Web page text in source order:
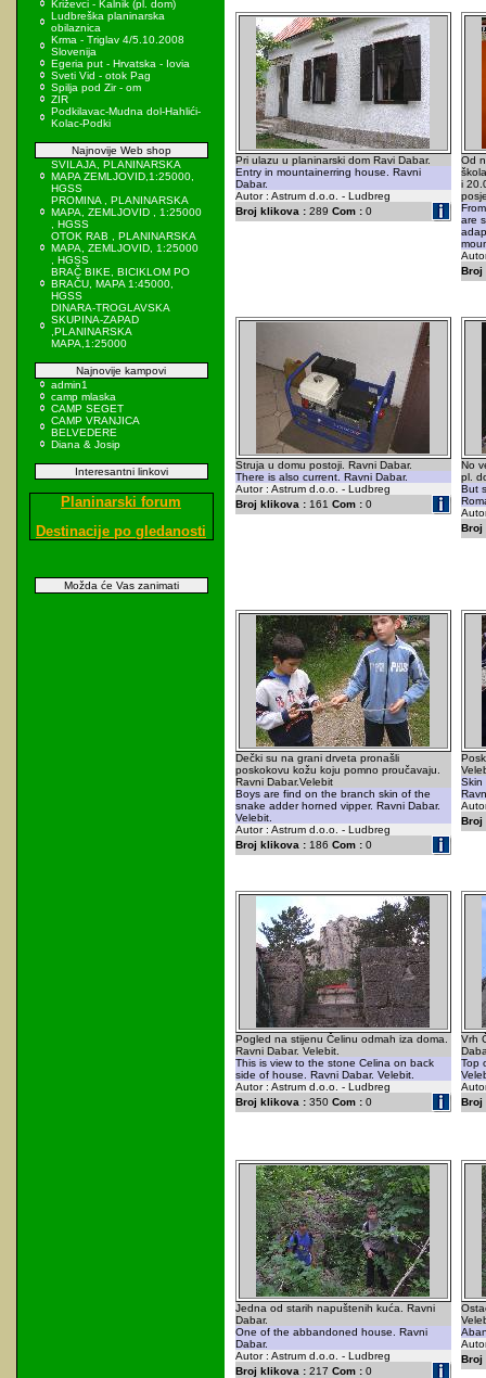
Križevci - Kalnik (pl. dom)
Ludbreška planinarska
obilaznica
Krma - Triglav 4/5.10.2008
Slovenija
Egeria put - Hrvatska - Iovia
Sveti Vid - otok Pag
Spilja pod Zir - om
ZIR
Podkilavac-Mudna dol-Hahlići-
Kolac-Podki
Najnovije Web shop
SVILAJA, PLANINARSKA
MAPA ZEMLJOVID,1:25000,
HGSS
PROMINA , PLANINARSKA
MAPA, ZEMLJOVID , 1:25000
, HGSS
OTOK RAB , PLANINARSKA
MAPA, ZEMLJOVID, 1:25000
, HGSS
BRAČ BIKE, BICIKLOM PO
BRAČU, MAPA 1:45000,
HGSS
DINARA-TROGLAVSKA
SKUPINA-ZAPAD
,PLANINARSKA
MAPA,1:25000
Najnovije kampovi
admin1
camp mlaska
CAMP SEGET
CAMP VRANJICA
BELVEDERE
Diana & Josip
Interesantni linkovi
Planinarski forum
Destinacije po gledanosti
Možda će Vas zanimati
Pri ulazu u planinarski dom Ravi Dabar.
Entry in mountainerring house. Ravni
Dabar.
Autor : Astrum d.o.o. - Ludbreg
Broj klikova :289 Com :0
Od
i
are
Broj
Struja u domu postoji. Ravni Dabar.
There is also current. Ravni Dabar.
Autor : Astrum d.o.o. - Ludbreg
Broj klikova :161 Com :0
No
pl.
But
Broj
Dečki su na grani drveta pronašli
poskokovu kožu koju pomno proučavaju.
Ravni Dabar.Velebit
Boys are find on the branch skin of the
snake adder horned vipper. Ravni Dabar.
Velebit.
Autor : Astrum d.o.o. - Ludbreg
Broj klikova :186 Com :0
Skin
Broj
Pogled na stijenu Čelinu odmah iza doma.
Ravni Dabar. Velebit.
This is view to the stone Celina on back
side of house. Ravni Dabar. Velebit.
Autor : Astrum d.o.o. - Ludbreg
Broj klikova :350 Com :0
Vrh
Top
Broj
Jedna od starih napuštenih kuća. Ravni
Dabar.
One of the abbandoned house. Ravni
Dabar.
Autor : Astrum d.o.o. - Ludbreg
Broj klikova :217 Com :0
Broj